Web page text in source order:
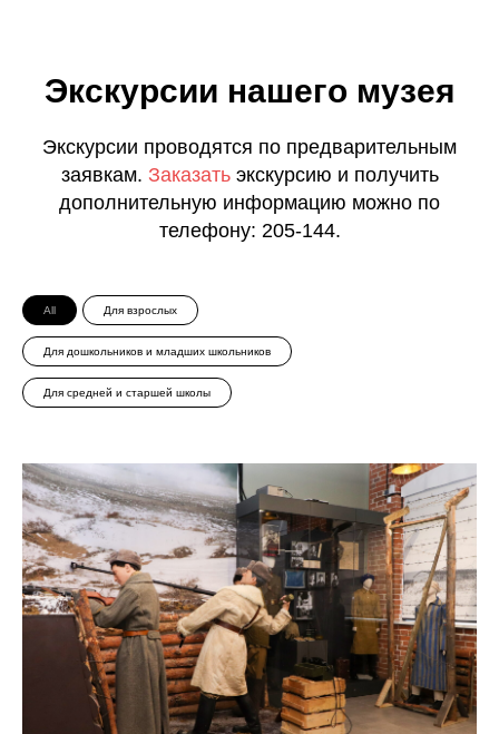
Экскурсии нашего музея
Экскурсии проводятся по предварительным
заявкам. Заказатьэкскурсию и получить
дополнительную информацию можно по
телефону: 205-144.
All Для взрослых
Для дошкольников и младших школьников
Для средней и старшей школы